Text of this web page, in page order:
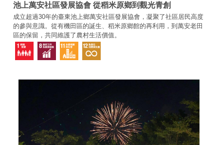
池上萬安社區發展協會 從稻米原鄉到觀光青創
成立超過30年的臺東池上鄉萬安社區發展協會，凝聚了社區居民高度
的參與意識。從有機田區的誕生、稻米原鄉館的再利用，到萬安老田
區的保留，共同維護了農村生活價值。